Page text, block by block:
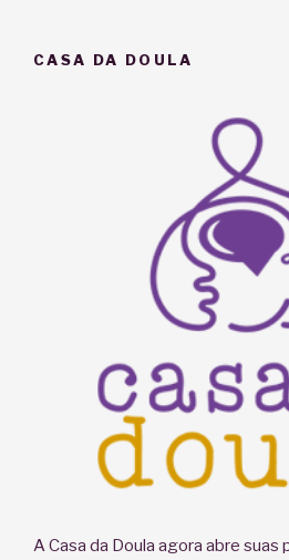
Estados
Consciência”
CASA DA DOULA
A Casa da Doula agora abre suas